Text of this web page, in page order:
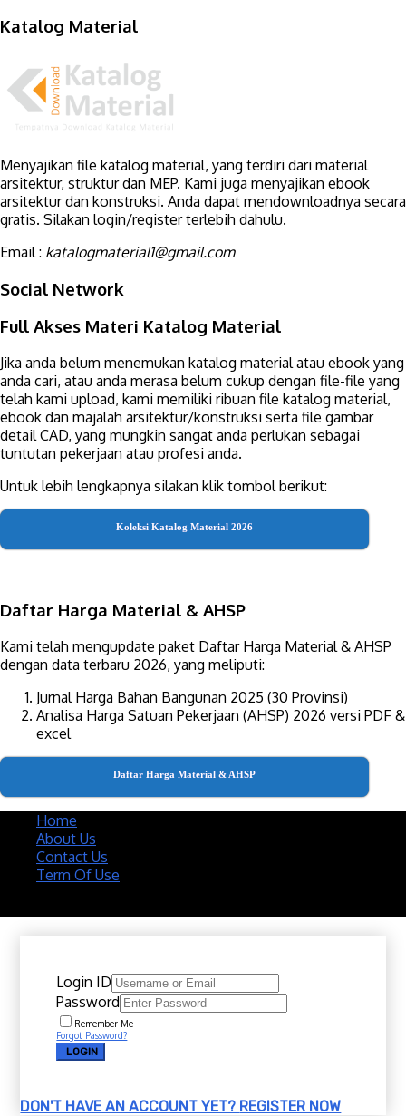
Katalog Material
Menyajikan file katalog material, yang terdiri dari material
arsitektur, struktur dan MEP. Kami juga menyajikan ebook
arsitektur dan konstruksi. Anda dapat mendownloadnya secara
gratis. Silakan login/register terlebih dahulu.
Email : katalogmaterial1@gmail.com
Social Network
Full Akses Materi Katalog Material
Jika anda belum menemukan katalog material atau ebook yang
anda cari, atau anda merasa belum cukup dengan file-file yang
telah kami upload, kami memiliki ribuan file katalog material,
ebook dan majalah arsitektur/konstruksi serta file gambar
detail CAD, yang mungkin sangat anda perlukan sebagai
tuntutan pekerjaan atau profesi anda.
Untuk lebih lengkapnya silakan klik tombol berikut:
Koleksi Katalog Material 2026
Daftar Harga Material & AHSP
Kami telah mengupdate paket Daftar Harga Material & AHSP
dengan data terbaru 2026, yang meliputi:
Jurnal Harga Bahan Bangunan 2025 (30 Provinsi)
Analisa Harga Satuan Pekerjaan (AHSP) 2026 versi PDF &
excel
Daftar Harga Material & AHSP
Home
About Us
Contact Us
Term Of Use
Login ID
Password
Remember Me
Forgot Password?
LOGIN
DON'T HAVE AN ACCOUNT YET? REGISTER NOW